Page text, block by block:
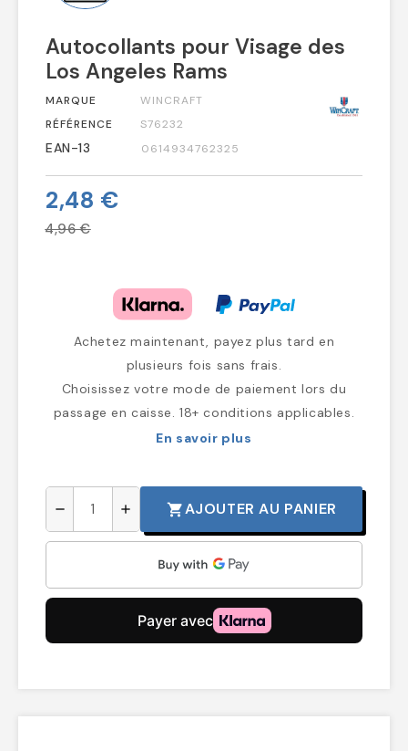
Autocollants pour Visage des
Los Angeles Rams
MARQUE
WINCRAFT
RÉFÉRENCE
S76232
EAN-13 0614934762325
2,48 €
4,96 €
Achetez maintenant, payez plus tard en
plusieurs fois sans frais.
Choisissez votre mode de paiement lors du
passage en caisse. 18+ conditions applicables.
En savoir plus
remove add shopping_cartAJOUTER AU PANIER